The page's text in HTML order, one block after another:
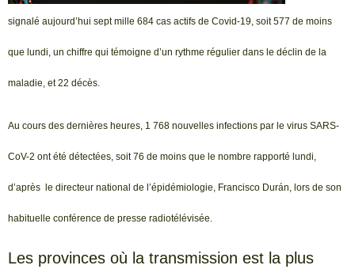
signalé aujourd’hui sept mille 684 cas actifs de Covid-19, soit 577 de moins
que lundi, un chiffre qui témoigne d’un rythme régulier dans le déclin de la
maladie, et 22 décès.
Au cours des dernières heures, 1 768 nouvelles infections par le virus SARS-
CoV-2 ont été détectées, soit 76 de moins que le nombre rapporté lundi,
d’après le directeur national de l’épidémiologie, Francisco Durán, lors de son
habituelle conférence de presse radiotélévisée.
Les provinces où la transmission est la plus